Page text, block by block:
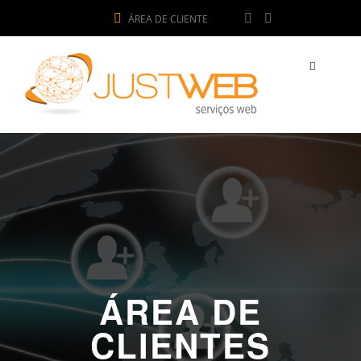
ÁREA DE CLIENTE
ÁREA DE
CLIENTES